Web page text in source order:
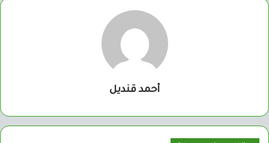
أحمد قنديل